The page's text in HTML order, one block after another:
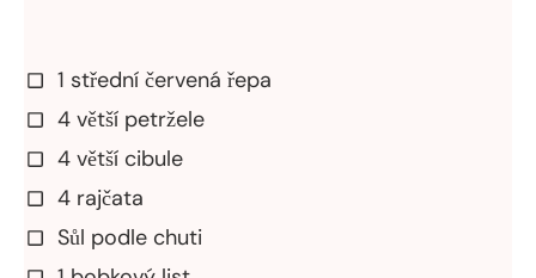
1 střední červená řepa
4 větší petržele
4 větší cibule
4 rajčata
Sůl podle chuti